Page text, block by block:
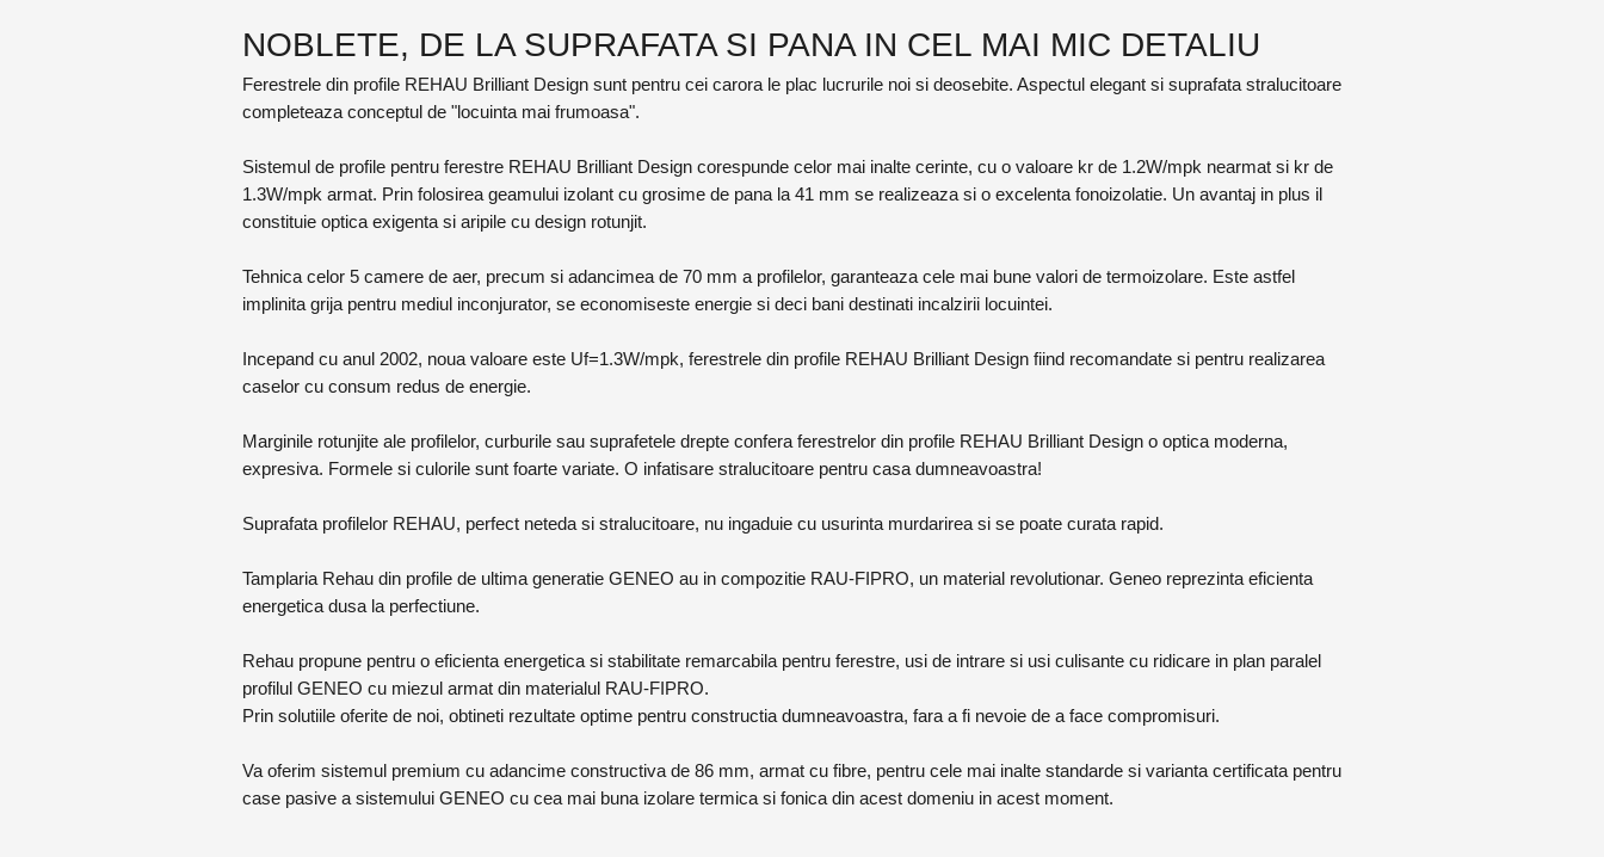
NOBLETE, DE LA SUPRAFATA SI PANA IN CEL MAI MIC DETALIU
Ferestrele din profile REHAU Brilliant Design sunt pentru cei carora le plac lucrurile noi si deosebite. Aspectul elegant si suprafata stralucitoare
completeaza conceptul de "locuinta mai frumoasa".
Sistemul de profile pentru ferestre REHAU Brilliant Design corespunde celor mai inalte cerinte, cu o valoare kr de 1.2W/mpk nearmat si kr de
1.3W/mpk armat. Prin folosirea geamului izolant cu grosime de pana la 41 mm se realizeaza si o excelenta fonoizolatie. Un avantaj in plus il
constituie optica exigenta si aripile cu design rotunjit.
Tehnica celor 5 camere de aer, precum si adancimea de 70 mm a profilelor, garanteaza cele mai bune valori de termoizolare. Este astfel
implinita grija pentru mediul inconjurator, se economiseste energie si deci bani destinati incalzirii locuintei.
Incepand cu anul 2002, noua valoare este Uf=1.3W/mpk, ferestrele din profile REHAU Brilliant Design fiind recomandate si pentru realizarea
caselor cu consum redus de energie.
Marginile rotunjite ale profilelor, curburile sau suprafetele drepte confera ferestrelor din profile REHAU Brilliant Design o optica moderna,
expresiva. Formele si culorile sunt foarte variate. O infatisare stralucitoare pentru casa dumneavoastra!
Suprafata profilelor REHAU, perfect neteda si stralucitoare, nu ingaduie cu usurinta murdarirea si se poate curata rapid.
Tamplaria Rehau din profile de ultima generatie GENEO au in compozitie RAU-FIPRO, un material revolutionar. Geneo reprezinta eficienta
energetica dusa la perfectiune.
Rehau propune pentru o eficienta energetica si stabilitate remarcabila pentru ferestre, usi de intrare si usi culisante cu ridicare in plan paralel
profilul GENEO cu miezul armat din materialul RAU-FIPRO.
Prin solutiile oferite de noi, obtineti rezultate optime pentru constructia dumneavoastra, fara a fi nevoie de a face compromisuri.
Va oferim sistemul premium cu adancime constructiva de 86 mm, armat cu fibre, pentru cele mai inalte standarde si varianta certificata pentru
case pasive a sistemului GENEO cu cea mai buna izolare termica si fonica din acest domeniu in acest moment.